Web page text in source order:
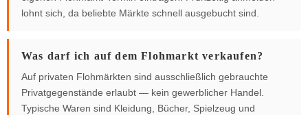
lohnt sich, da beliebte Märkte schnell ausgebucht sind.
Was darf ich auf dem Flohmarkt verkaufen?
Auf privaten Flohmärkten sind ausschließlich gebrauchte
Privatgegenstände erlaubt — kein gewerblicher Handel.
Typische Waren sind Kleidung, Bücher, Spielzeug und